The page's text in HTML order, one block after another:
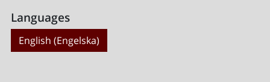
Languages
English (Engelska)